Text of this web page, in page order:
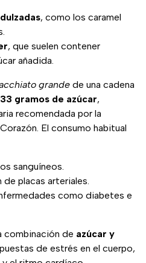
, como los caramel
, que suelen contener
añadida.
grande de una cadena
33 gramos de azúcar,
recomendada por la
El consumo habitual
sanguíneos.
placas arteriales.
como diabetes e
combinación de azúcar y
de estrés en el cuerpo,